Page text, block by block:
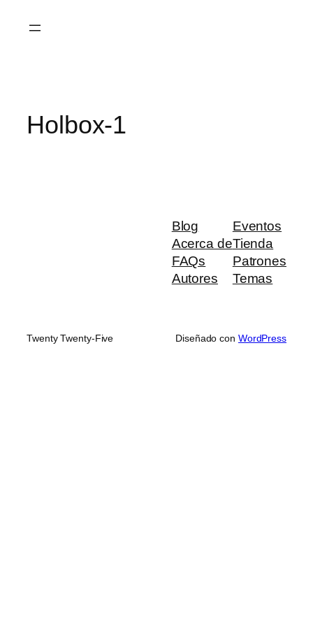
Holbox-1
Blog
Acerca de
FAQs
Autores
Eventos
Tienda
Patrones
Temas
Twenty Twenty-Five Diseñado con WordPress